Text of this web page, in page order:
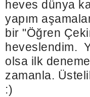
heves dünya
yapım
bir "Öğren
heveslendim.
olsa ilk
zamanla.
:)